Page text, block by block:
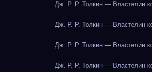
Дж. Р. Р. Толкин — Властелин
Дж. Р. Р. Толкин — Властелин
Дж. Р. Р. Толкин — Властелин
Дж. Р. Р. Толкин — Властелин